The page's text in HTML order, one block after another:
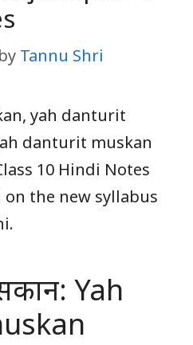
by Tannu Shri
yah danturit
danturit muskan
10 Hindi Notes
the new syllabus
Yah